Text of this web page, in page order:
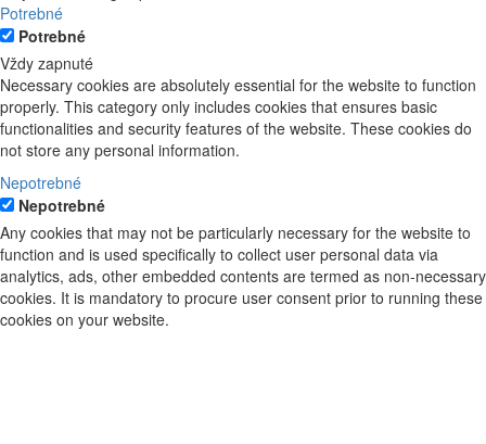
Potrebné
Potrebné
Vždy zapnuté
Necessary cookies are absolutely essential for the website to function
properly. This category only includes cookies that ensures basic
functionalities and security features of the website. These cookies do
not store any personal information.
Nepotrebné
Nepotrebné
Any cookies that may not be particularly necessary for the website to
function and is used specifically to collect user personal data via
analytics, ads, other embedded contents are termed as non-necessary
cookies. It is mandatory to procure user consent prior to running these
cookies on your website.